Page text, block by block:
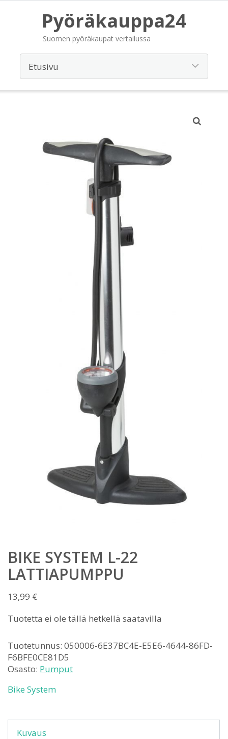
Pyöräkauppa24
Suomen pyöräkaupat vertailussa
BIKE SYSTEM L-22
LATTIAPUMPPU
13,99 €
Tuotetta ei ole tällä hetkellä saatavilla
Tuotetunnus: 050006-6E37BC4E-E5E6-4644-86FD-
F6BFE0CE81D5
Osasto: Pumput
Bike System
Kuvaus